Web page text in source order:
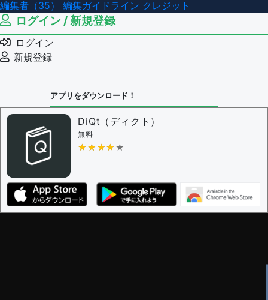
編集者（35） 編集ガイドライン クレジット
ログイン / 新規登録
ログイン
新規登録
アプリをダウンロード！
DiQt（ディクト）
無料
★★★★★
★★★★★